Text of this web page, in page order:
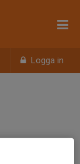
Logga in